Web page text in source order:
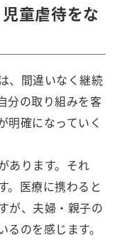
童虐待をな
、間違いなく継続
分の取り組みを客
明確になっていく
あります。それ
。医療に携わると
が、夫婦・親子の
のを感じます。